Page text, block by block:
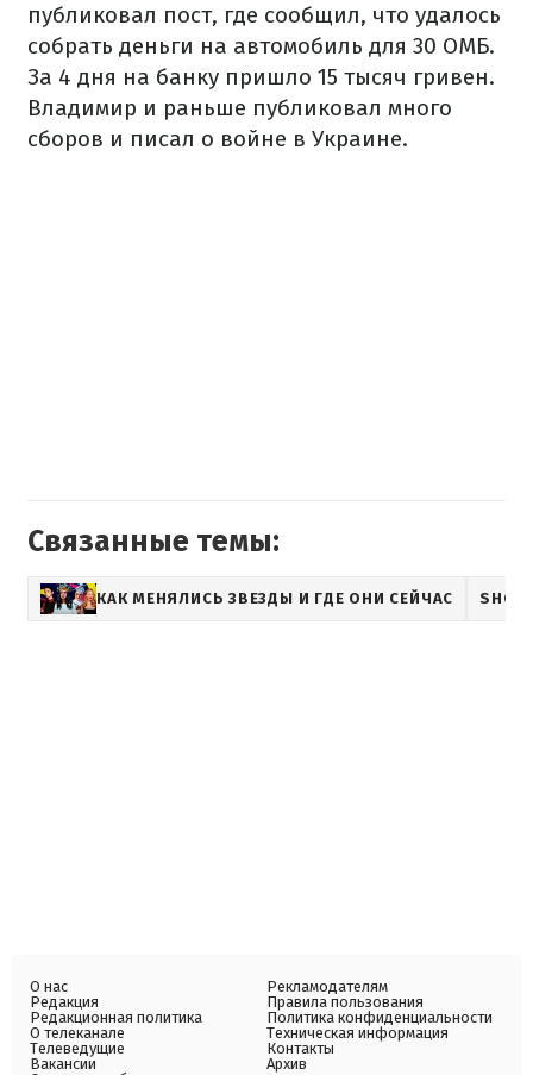
публиковал пост, где сообщил, что удалось
собрать деньги на автомобиль для 30 ОМБ.
За 4 дня на банку пришло 15 тысяч гривен.
Владимир и раньше публиковал много
сборов и писал о войне в Украине.
Связанные темы:
КАК МЕНЯЛИСЬ ЗВЕЗДЫ И ГДЕ ОНИ СЕЙЧАС SHOW
О нас
Редакция
Редакционная политика
О телеканале
Телеведущие
Вакансии
Рекламодателям
Правила пользования
Политика конфиденциальности
Техническая информация
Контакты
Архив